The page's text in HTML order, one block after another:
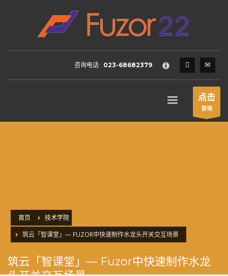
HOW TO SHOP
Login or create new account.
2 Review your order.
FREEshipment
If you still have problems, please let us know, by sending an
SHOWROOM HOURS
咨询电话 : 023-68682379
点击
咨询
首页
技术学院
筑云「智课堂」— FUZOR中快速制作水龙头开关交互场景
筑云「智课堂」— Fuzor中快速制作水龙